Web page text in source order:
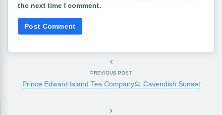
the next time I comment.
PREVIOUS POST
Prince Edward Island Tea Company의 Cavendish Sunset